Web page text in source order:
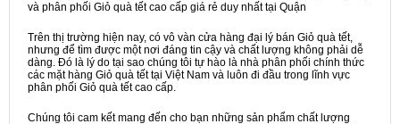
và phân phối Giỏ quà tết cao cấp giá rẻ duy nhất tại Quận
Trên thị trường hiện nay, có vô vàn cửa hàng đại lý bán Giỏ quà tết,
nhưng để tìm được một nơi đáng tin cậy và chất lượng không phải dễ
dàng. Đó là lý do tại sao chúng tôi tự hào là nhà phân phối chính thức
các mặt hàng Giỏ quà tết tại Việt Nam và luôn đi đầu trong lĩnh vực
phân phối Giỏ quà tết cao cấp.
Chúng tôi cam kết mang đến cho bạn những sản phẩm chất lượng